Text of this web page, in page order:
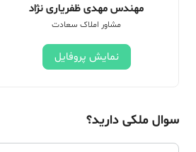
مهندس مهدی ظفریاری نژاد
مشاور املاک سعادت
نمایش پروفایل
سوال ملکی دارید؟